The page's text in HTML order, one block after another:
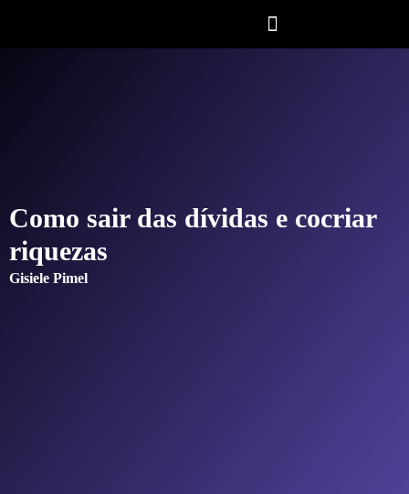
Como sair das dívidas e cocriar
riquezas
Gisiele Pimel